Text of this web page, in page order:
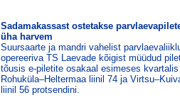
Sadamakassast ostetakse
üha harvem
Suursaarte ja mandri vahelist
opereeriva TS Laevade kõigist müüdud
tõusis e-piletite osakaal esimeses kvartalis
Rohuküla–Heltermaa liinil 74 ja
liinil 56 protsendini.